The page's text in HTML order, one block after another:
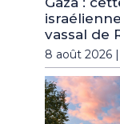
vassal de
8 août 2026 |